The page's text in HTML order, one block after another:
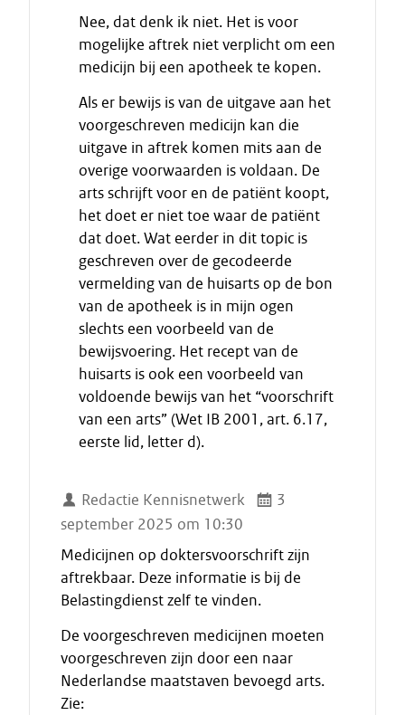
i
n
d
c
i
t
a
a
t
Nee, dat denk ik niet. Het is voor
mogelijke aftrek niet verplicht om een
medicijn bij een apotheek te kopen.
Als er bewijs is van de uitgave aan het
voorgeschreven medicijn kan die
uitgave in aftrek komen mits aan de
overige voorwaarden is voldaan. De
arts schrijft voor en de patiënt koopt,
het doet er niet toe waar de patiënt
dat doet. Wat eerder in dit topic is
geschreven over de gecodeerde
vermelding van de huisarts op de bon
van de apotheek is in mijn ogen
slechts een voorbeeld van de
bewijsvoering. Het recept van de
huisarts is ook een voorbeeld van
voldoende bewijs van het “voorschrift
van een arts” (Wet IB 2001, art. 6.17,
eerste lid, letter d).
Redactie Kennisnetwerk
3
september 2025 om 10:30
Medicijnen op doktersvoorschrift zijn
aftrekbaar. Deze informatie is bij de
Belastingdienst zelf te vinden.
De voorgeschreven medicijnen moeten
voorgeschreven zijn door een naar
Nederlandse maatstaven bevoegd arts.
Zie: